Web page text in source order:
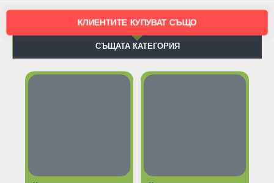
КЛИЕНТИТЕ КУПУВАТ СЪЩО
СЪЩАТА КАТЕГОРИЯ